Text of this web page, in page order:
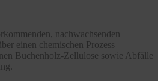
nachwachsenden
einen chemischen Prozess
Buchenholz-Zellulose sowie Abfälle